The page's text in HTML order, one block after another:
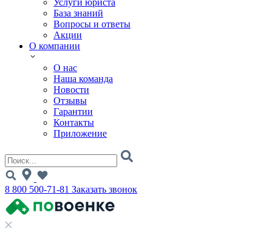
Услуги юриста
База знаний
Вопросы и ответы
Акции
О компании
О нас
Наша команда
Новости
Отзывы
Гарантии
Контакты
Приложение
8 800 500-71-81 Заказать звонок